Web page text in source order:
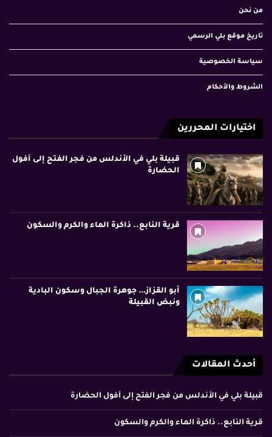
من نحن
تاريخ موقع بلي الرسمي
سياسة الخصوصية
الشروط والأحكام
اختيارات المحررين
قبيلة بلي في الأندلس من فجر الفتح إلى أفول
الحضارة
قرية النابع.. ذاكرة الماء والكرم والسكون
أبو القزاز… جوهرة الجبال وسكون البادية
ونبض القبيلة
أحدث المقالات
قبيلة بلي في الأندلس من فجر الفتح إلى أفول الحضارة
قرية النابع.. ذاكرة الماء والكرم والسكون